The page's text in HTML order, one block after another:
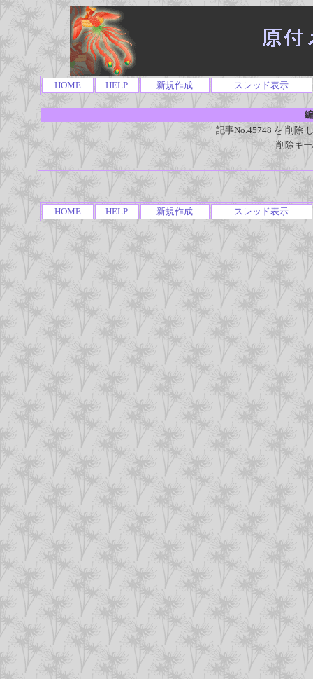
HOME HELP 新規作成 スレッド表示
記事No.45748 を 削除
削除キ
HOME HELP 新規作成 スレッド表示